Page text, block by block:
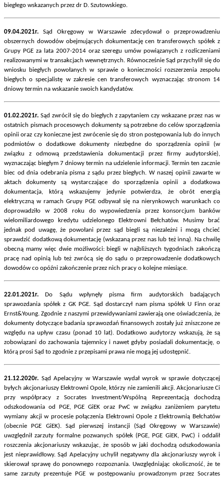
biegłego wskazanych przez dr D. Szutowskiego.
09.04.2021r. Sąd Okręgowy w Warszawie zdecydował o przeprowadzeniu
obszernych dowodów obejmujących dokumentację cen transferowych spółek z
Grupy PGE za lata 2007-2014 oraz szeregu umów powiązanych z rozliczeniami
realizowanymi w transakcjach wewnętrznych. Równocześnie Sąd przychylił się do
wniosku biegłych powołanych w sprawie o konieczności rozszerzenia zespołu
biegłych o specjalistę w zakresie cen transferowych wyznaczając stronom 14
dniowy termin na wskazanie swoich kandydatów.
01.02.2021r. Sąd zwrócił się do biegłych z zapytaniem czy wskazane przez nas w
ostatnich pismach procesowych dokumenty są potrzebne do celów sporządzenia
opinii oraz czy konieczne jest zwrócenie się do stron postępowania lub do innych
podmiotów o dodatkowe dokumenty niezbędne do sporządzenia opinii (w
związku z odmową przedstawienia dokumentacji przez firmy audytorskie),
wyznaczając biegłym 7 dniowy termin na udzielenie informacji. Termin ten zacznie
biec od dnia odebrania pisma z sądu przez biegłych. W naszej opinii zawarte w
aktach dokumenty są wystarczające do sporządzenia opinii a dodatkowa
dokumentacja, którą wskazujemy jedynie potwierdza, że obrót energią
elektryczną w ramach Grupy PGE odbywał się na nierynkowych warunkach co
doprowadziło w 2008 roku do wypowiedzenia przez konsorcjum banków
wielomiliardowego kredytu udzielonego Elektrowni Bełchatów. Musimy brać
jednak pod uwagę, że powołani przez sąd biegli są niezależni i mogą chcieć
sprawdzić dodatkową dokumentację (wskazaną przez nas lub też inną). Na chwilę
obecną mamy więc dwie możliwości: biegli w najbliższych tygodniach zakończą
pracę nad opinią lub też zwrócą się do sądu o przeprowadzenie dodatkowych
dowodów co opóźni zakończenie przez nich pracy o kolejne miesiące.
22.01.2021r. Do Sądu wpłynęły pisma firm audytorskich badających
sprawozdania spółek z GK PGE. Sąd dostarczył nam pisma spółek U Finn oraz
Ernst&Young. Zgodnie z naszymi przewidywaniami zawierają one oświadczenia, że
dokumenty dotyczące badania sprawozdań finansowych zostały już zniszczone ze
względu na upływ czasu (ponad 10 lat). Dodatkowo audytorzy wskazują, że są
zobowiązani do zachowania tajemnicy i nawet gdyby posiadali dokumentację, o
którą prosi Sąd to zgodnie z przepisami prawa nie mogą jej udostępnić.
21.12.2020r. Sąd Apelacyjny w Warszawie wydał wyrok w sprawie dotyczącej
byłych akcjonariuszy Elektrowni Opole, którzy nie zamienili akcji. Akcjonariusze Ci
przy współpracy z Socrates Investment/Wspólną Reprezentacją dochodzą
odszkodowania od PGE, PGE GiEK oraz PwC w związku zaniżeniem parytetu
wymiany akcji w procesie połączenia Elektrowni Opole z Elektrownią Bełchatów
(obecnie PGE GiEK). Sąd pierwszej instancji (Sąd Okręgowy w Warszawie)
uwzględnił zarzuty formalne pozwanych spółek (PGE, PGE GiEK, PwC) i oddalił
roszczenia akcjonariuszy wskazując, że sposób w jaki dochodzą odszkodowania
jest nieprawidłowy. Sąd Apelacyjny uchylił negatywny dla akcjonariuszy wyrok i
skierował sprawę do ponownego rozpoznania. Uwzględniając okoliczność, że te
same zarzuty prezentuje PGE w postępowaniu prowadzonym przez Socrates